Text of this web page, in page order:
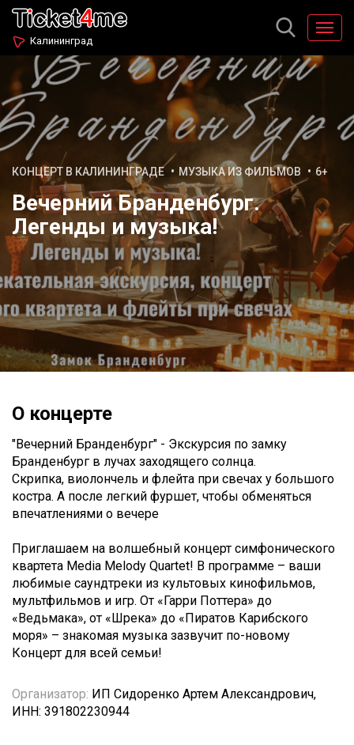
Калининград
КОНЦЕРТ В КАЛИНИНГРАДЕ МУЗЫКА ИЗ ФИЛЬМОВ 6+
Вечерний Бранденбург.
Легенды и музыка!
О концерте
"Вечерний Бранденбург" - Экскурсия по замку
Бранденбург в лучах заходящего солнца.
Скрипка, виолончель и флейта при свечах у большого
костра. А после легкий фуршет, чтобы обменяться
впечатлениями о вечере
Приглашаем на волшебный концерт симфонического
квартета Media Melody Quartet! В программе – ваши
любимые саундтреки из культовых кинофильмов,
мультфильмов и игр. От «Гарри Поттера» до
«Ведьмака», от «Шрека» до «Пиратов Карибского
моря» – знакомая музыка зазвучит по-новому
Концерт для всей семьи!
Организатор: ИП Сидоренко Артем Александрович,
ИНН: 391802230944